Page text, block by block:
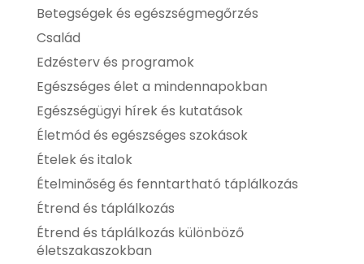
Betegségek és egészségmegőrzés
Család
Edzésterv és programok
Egészséges élet a mindennapokban
Egészségügyi hírek és kutatások
Életmód és egészséges szokások
Ételek és italok
Ételminőség és fenntartható táplálkozás
Étrend és táplálkozás
Étrend és táplálkozás különböző
életszakaszokban